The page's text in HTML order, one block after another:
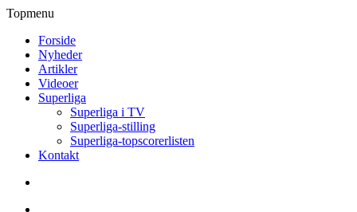
Topmenu
Forside
Nyheder
Artikler
Videoer
Superliga
Superliga i TV
Superliga-stilling
Superliga-topscorerlisten
Kontakt